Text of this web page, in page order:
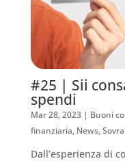
#25 | Sii
spendi
Mar 28, 2023| Buoni
finanziaria, News,
Dall’esperienza di